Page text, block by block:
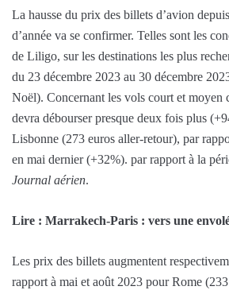
La hausse du prix des billets d’avion
d’année va se confirmer. Telles sont les
de Liligo, sur les destinations les plus
du 23 décembre 2023 au 30 décembre
Noël). Concernant les vols court et moyen
devra débourser presque deux fois plus
Lisbonne (273 euros aller-retour), par
en mai dernier (+32%). par rapport à la
Journal aérien.
Lire : Marrakech-Paris : vers une
Les prix des billets augmentent
rapport à mai et août 2023 pour Rome